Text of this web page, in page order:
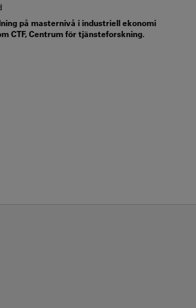
på masternivå i industriell ekonomi
CTF, Centrum för tjänsteforskning.